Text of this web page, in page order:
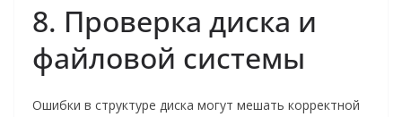
8. Проверка диска и
файловой системы
Ошибки в структуре диска могут мешать корректной